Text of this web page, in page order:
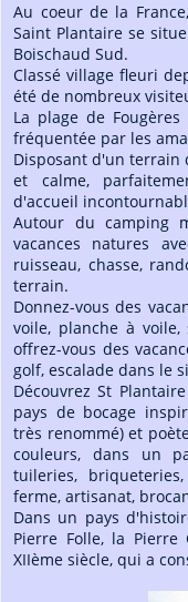
Au coeur de la
Saint Plantaire se
Boischaud Sud.
Classé village fleuri
été de nombreux
La plage de
fréquentée par les
Disposant d'un terrain
et calme,
d'accueil
Autour du camping
vacances natures
ruisseau, chasse,
terrain.
Donnez-vous des
voile, planche à
offrez-vous des
golf, escalade dans le
Découvrez St
pays de bocage
très renommé) et
couleurs, dans un
tuileries,
ferme, artisanat,
Dans un pays
Pierre Folle, la
XIIème siècle, qui a